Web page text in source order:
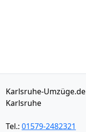
Karlsruhe-Umzüge.de
Karlsruhe
Tel.: 01579-2482321